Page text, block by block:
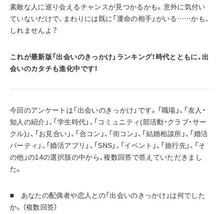
素敵な人に巡り会えるチャンスが見つかるかも。意外に気付い
ていないだけで、まわりには既に「運命の相手」がいる……かも、
しれませんよ？
これが最新版「出会いのきっかけ」ランキング！時代とともに、出
会いのカタチも進化中です！
今回のアンケートは「出会いのきっかけ」です。「職場」、「友人・
知人の紹介」、「学生時代」、「コミュニティ(部活動・クラブ・サー
クル)」、「お見合い」、「合コン」、「街コン」、「結婚相談所」、「婚活
パーティ」、「婚活アプリ」、「SNS」、「イベント」、「旅行先」、「そ
の他」の14の選択肢の中から、複数回答で答えていただきまし
た。
■　あなたの配偶者や恋人との「出会いのきっかけ」は何でした
か。（複数回答）